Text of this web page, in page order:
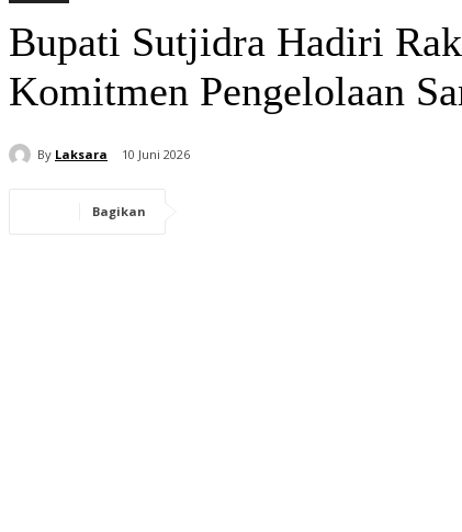
Bupati Sutjidra Hadiri
Komitmen Pengelolaan
By Laksara 10 Juni 2026
Bagikan